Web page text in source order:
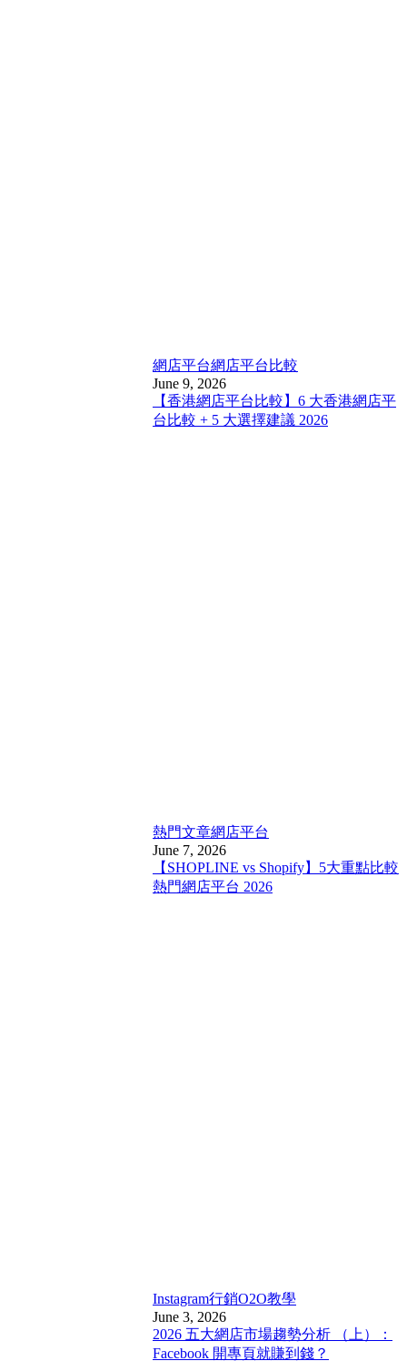
網店平台網店平台比較
June 9, 2026
【香港網店平台比較】6 大香港網店平
台比較 + 5 大選擇建議 2026
熱門文章網店平台
June 7, 2026
【SHOPLINE vs Shopify】5大重點比較
熱門網店平台 2026
Instagram行銷O2O教學
June 3, 2026
2026 五大網店市場趨勢分析 （上）：
Facebook 開專頁就賺到錢？